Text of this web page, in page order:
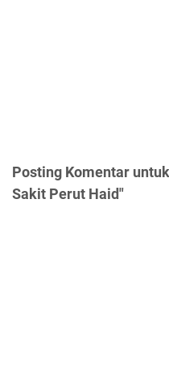
Posting Komentar
Sakit Perut Haid"